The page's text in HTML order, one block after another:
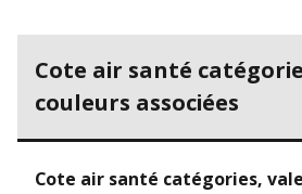
Cote air santé
couleurs associées
Cote air santé catégories,